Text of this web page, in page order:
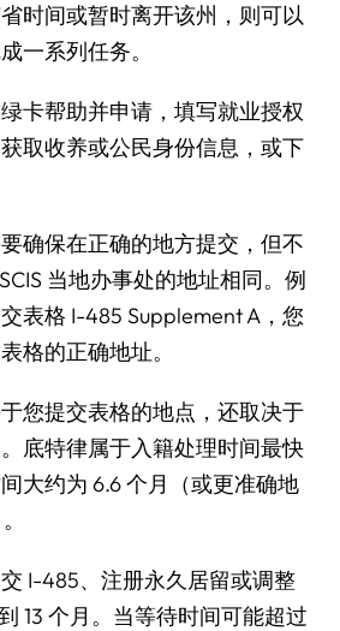
时间或暂时离开该州，则可以
一系列任务。
卡帮助并申请，填写就业授权
取收养或公民身份信息，或下
确保在正确的地方提交，但不
当地办事处的地址相同。例
表格 I-485 Supplement A，您
格的正确地址。
您提交表格的地点，还取决于
底特律属于入籍处理时间最快
大约为 6.6 个月（或更准确地
I-485、注册永久居留或调整
13 个月。当等待时间可能超过